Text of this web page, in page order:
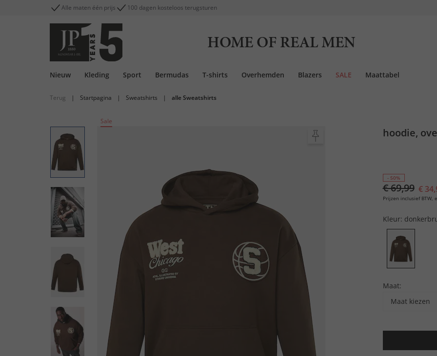
Alle maten één prijs 100 dagen kosteloos terugsturen
HOME OF REAL MEN
Nieuw Kleding Sport Bermudas T-shirts Overhemden Blazers SALE Maattabel
Terug | Startpagina | Sweatshirts | alle Sweatshirts
Sale
hoodie,
- 50%
€ 69,99 €
Prijzen inclusief BTW,
Kleur:
Maat:
Maat kiezen